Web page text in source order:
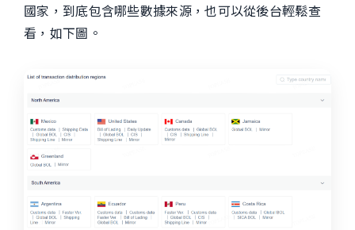
國家，到底包含哪些數據來源，也可以從後台輕鬆查
看，如下圖。